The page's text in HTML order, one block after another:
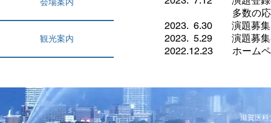
観光案内
多数の応募をい
2023. 6.30 演題募集
2023. 5.29 演題募集
2022.12.23 ホームペ
滋賀医科